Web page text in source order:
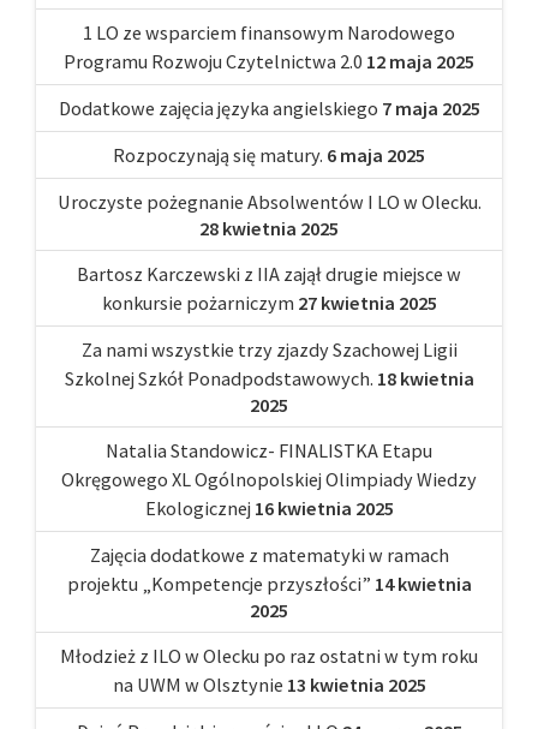
1 LO ze wsparciem finansowym Narodowego
Programu Rozwoju Czytelnictwa 2.0 12 maja 2025
Dodatkowe zajęcia języka angielskiego 7 maja 2025
Rozpoczynają się matury. 6 maja 2025
Uroczyste pożegnanie Absolwentów I LO w Olecku.
28 kwietnia 2025
Bartosz Karczewski z IIA zajął drugie miejsce w
konkursie pożarniczym 27 kwietnia 2025
Za nami wszystkie trzy zjazdy Szachowej Ligii
Szkolnej Szkół Ponadpodstawowych. 18 kwietnia
2025
Natalia Standowicz- FINALISTKA Etapu
Okręgowego XL Ogólnopolskiej Olimpiady Wiedzy
Ekologicznej 16 kwietnia 2025
Zajęcia dodatkowe z matematyki w ramach
projektu „Kompetencje przyszłości” 14 kwietnia
2025
Młodzież z ILO w Olecku po raz ostatni w tym roku
na UWM w Olsztynie 13 kwietnia 2025